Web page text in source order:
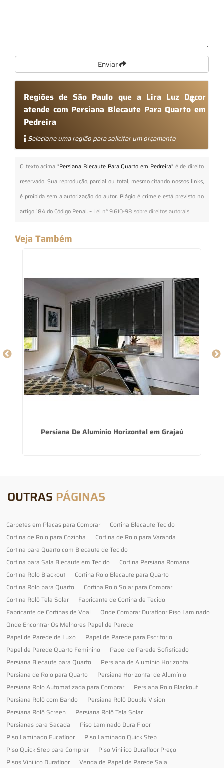
Enviar
Regiões de São Paulo que a Lira Luz Decor
atende com Persiana Blecaute Para Quarto em
Pedreira
Selecione uma região para solicitar um orçamento
O texto acima "Persiana Blecaute Para Quarto em Pedreira" é de direito
reservado. Sua reprodução, parcial ou total, mesmo citando nossos links,
é proibida sem a autorização do autor. Plágio é crime e está previsto no
artigo 184 do Código Penal. – Lei n° 9.610-98 sobre direitos autorais.
Veja Também
Persiana De Alumínio Horizontal em Grajaú
OUTRAS PÁGINAS
Carpetes em Placas para Comprar
Cortina Blecaute Tecido
Cortina de Rolo para Cozinha
Cortina de Rolo para Varanda
Cortina para Quarto com Blecaute de Tecido
Cortina para Sala Blecaute em Tecido
Cortina Persiana Romana
Cortina Rolo Blackout
Cortina Rolo Blecaute para Quarto
Cortina Rolo para Quarto
Cortina Rolô Solar para Comprar
Cortina Rolô Tela Solar
Fabricante de Cortina de Tecido
Fabricante de Cortinas de Voal
Onde Comprar Durafloor Piso Laminado
Onde Encontrar Os Melhores Papel de Parede
Papel de Parede de Luxo
Papel de Parede para Escritorio
Papel de Parede Quarto Feminino
Papel de Parede Sofisticado
Persiana Blecaute para Quarto
Persiana de Alumínio Horizontal
Persiana de Rolo para Quarto
Persiana Horizontal de Alumínio
Persiana Rolo Automatizada para Comprar
Persiana Rolo Blackout
Persiana Rolô com Bando
Persiana Rolô Double Vision
Persiana Rolô Screen
Persiana Rolô Tela Solar
Persianas para Sacada
Piso Laminado Dura Floor
Piso Laminado Eucafloor
Piso Laminado Quick Step
Piso Quick Step para Comprar
Piso Vinilico Durafloor Preço
Pisos Vinilico Durafloor
Venda de Papel de Parede Sala